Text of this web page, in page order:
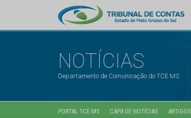
NOTÍCIAS
Departamento de Comunicação do TCE MS
PORTAL TCE MS CAPA DE NOTÍCIAS ARTIGOS